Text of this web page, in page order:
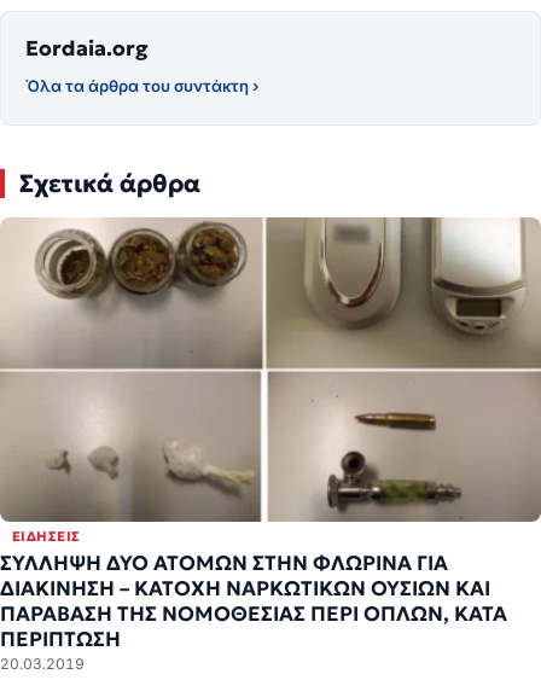
Eordaia.org
Όλα τα άρθρα του συντάκτη ›
Σχετικά άρθρα
ΕΙΔΉΣΕΙΣ
ΣΥΛΛΗΨΗ ΔΥΟ ΑΤΟΜΩΝ ΣΤΗΝ ΦΛΩΡΙΝΑ ΓΙΑ
ΔΙΑΚΙΝΗΣΗ – ΚΑΤΟΧΗ ΝΑΡΚΩΤΙΚΩΝ ΟΥΣΙΩΝ ΚΑΙ
ΠΑΡΑΒΑΣΗ ΤΗΣ ΝΟΜΟΘΕΣΙΑΣ ΠΕΡΙ ΟΠΛΩΝ, ΚΑΤΑ
ΠΕΡΙΠΤΩΣΗ
20.03.2019